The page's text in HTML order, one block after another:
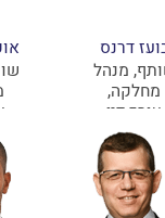
דרנס
מנהל
מחלקה,
עורך דין